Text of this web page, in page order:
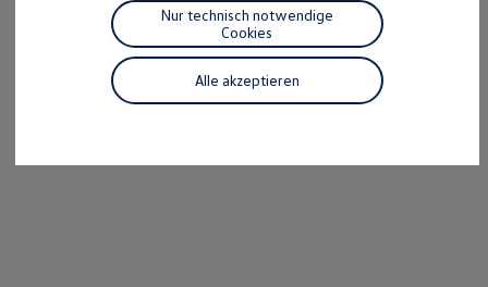
Individualisieren
Wallbox und Ladekabel
Digitale Extras
Dienste für Ihr Modell finden
Volkswagen Apps, Login und Shop
Handy und Fahrzeug verbinden
Vorgängermodelle
Alle akzeptieren
Nur technisch notwendige
Cookies